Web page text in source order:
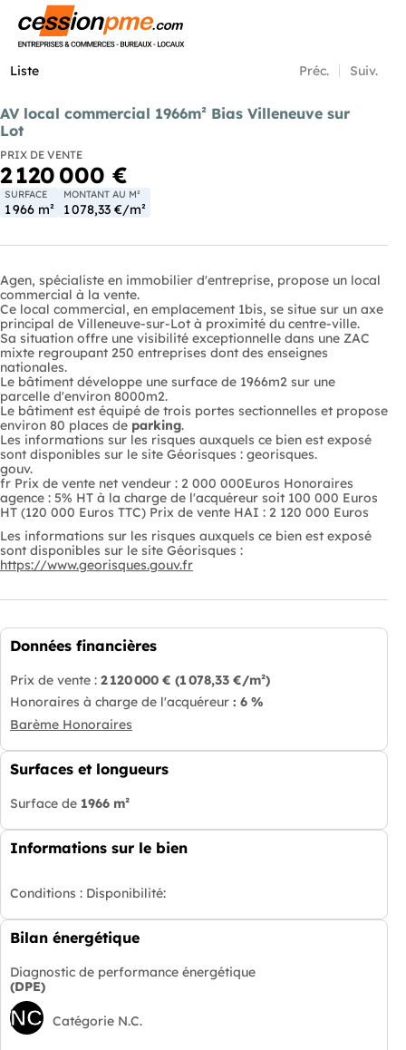
Liste Préc. Suiv.
AV local commercial 1966m² Bias Villeneuve sur
Lot
PRIX DE VENTE
2 120 000 €
SURFACE
1 966 m²
MONTANT AU M²
1 078,33 €/m²
Agen, spécialiste en immobilier d'entreprise, propose un local
commercial à la vente.
Ce local commercial, en emplacement 1bis, se situe sur un axe
principal de Villeneuve-sur-Lot à proximité du centre-ville.
Sa situation offre une visibilité exceptionnelle dans une ZAC
mixte regroupant 250 entreprises dont des enseignes
nationales.
Le bâtiment développe une surface de 1966m2 sur une
parcelle d'environ 8000m2.
Le bâtiment est équipé de trois portes sectionnelles et propose
environ 80 places de parking.
Les informations sur les risques auxquels ce bien est exposé
sont disponibles sur le site Géorisques : georisques.
gouv.
fr Prix de vente net vendeur : 2 000 000Euros Honoraires
agence : 5% HT à la charge de l'acquéreur soit 100 000 Euros
HT (120 000 Euros TTC) Prix de vente HAI : 2 120 000 Euros
Les informations sur les risques auxquels ce bien est exposé
sont disponibles sur le site Géorisques :
https://www.georisques.gouv.fr
Données financières
Prix de vente : 2 120 000 € (1 078,33 €/m²)
Honoraires à charge de l'acquéreur : 6 %
Barème Honoraires
Surfaces et longueurs
Surface de 1966 m²
Informations sur le bien
Conditions : Disponibilité:
Bilan énergétique
Diagnostic de performance énergétique
(DPE)
NC Catégorie N.C.